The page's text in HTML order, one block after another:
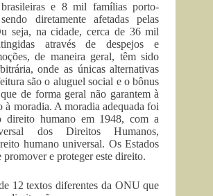
e 8 mil famílias porto-
diretamente afetadas pelas
seja, na cidade, cerca de 36 mil
através de despejos e
de maneira geral, têm sido
onde as únicas alternativas
são o aluguel social e o bônus
de forma geral não garantem à
à moradia. A moradia adequada foi
direito humano em 1948, com a
dos Direitos Humanos,
humano universal. Os Estados
promover e proteger este direito.
12 textos diferentes da ONU que